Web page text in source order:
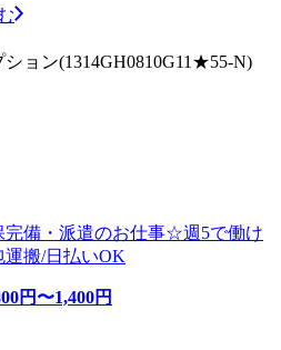
ョン(1314GH0810G11★55-N)
完備・派遣のお仕事☆週5で働け
搬/日払いOK
円〜1,400円